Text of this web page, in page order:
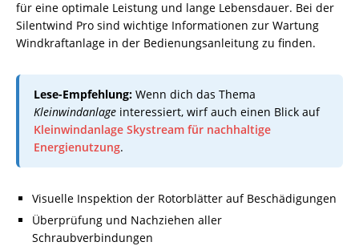
für eine optimale Leistung und lange Lebensdauer. Bei der
Silentwind Pro sind wichtige Informationen zur Wartung
Windkraftanlage in der Bedienungsanleitung zu finden.
Lese-Empfehlung: Wenn dich das Thema
Kleinwindanlage interessiert, wirf auch einen Blick auf
Kleinwindanlage Skystream für nachhaltige
Energienutzung.
Visuelle Inspektion der Rotorblätter auf Beschädigungen
Überprüfung und Nachziehen aller
Schraubverbindungen